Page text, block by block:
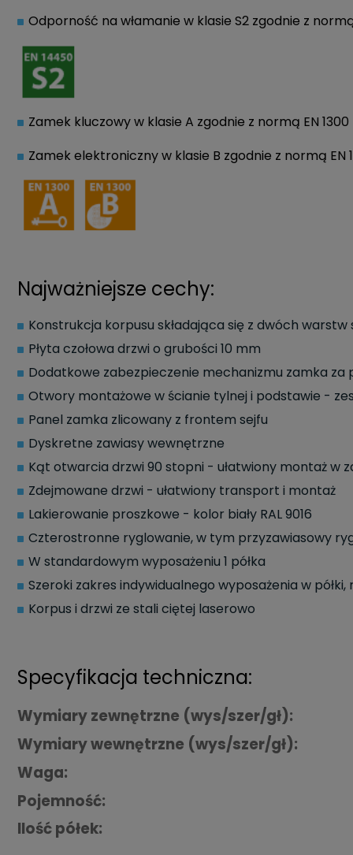
Odporność na włamanie w klasie S2 zgodnie z
Zamek kluczowy w klasie A zgodnie z normą EN 1300
Zamek elektroniczny w klasie B zgodnie z normą EN
Najważniejsze cechy:
Konstrukcja korpusu składająca się z dwóch
Płyta czołowa drzwi o grubości 10 mm
Dodatkowe zabezpieczenie mechanizmu zamka
Otwory montażowe w ścianie tylnej i podstawie -
Panel zamka zlicowany z frontem sejfu
Dyskretne zawiasy wewnętrzne
Kąt otwarcia drzwi 90 stopni - ułatwiony montaż w
Zdejmowane drzwi - ułatwiony transport i montaż
Lakierowanie proszkowe - kolor biały RAL 9016
Czterostronne ryglowanie, w tym przyzawiasowy
W standardowym wyposażeniu 1 półka
Szeroki zakres indywidualnego wyposażenia w
Korpus i drzwi ze stali ciętej laserowo
Specyfikacja techniczna:
Wymiary zewnętrzne (wys/szer/gł):
Wymiary wewnętrzne (wys/szer/gł):
Waga:
Pojemność:
Ilość półek: